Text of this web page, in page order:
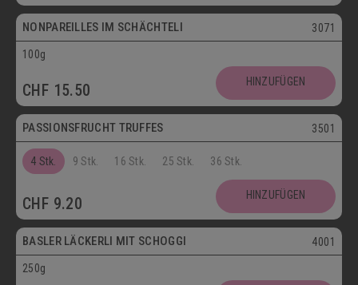
Postversand
NONPAREILLES IM SCHÄCHTELI 3071
100g
CHF 15.50 HINZUFÜGEN
Postversand
PASSIONSFRUCHT TRUFFES 3501
4 Stk. 9 Stk. 16 Stk. 25 Stk. 36 Stk.
CHF 9.20 HINZUFÜGEN
Vegetarisch
BASLER LÄCKERLI MIT SCHOGGI 4001
250g